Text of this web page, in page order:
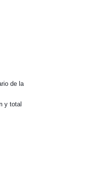
de la
y total